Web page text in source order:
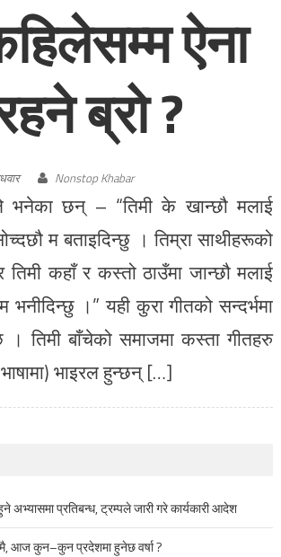
ऐना
ब्रो ?
Nonstop Khabar
भनेका छन् – “तिमी के खान्छौ मलाई
म बताइदिन्छु । तिम्रा साथीहरूको
कहाँ र कस्तो ठाउँमा जान्छौ मलाई
भनीदिन्छु ।” यही कुरा गीतको सन्दर्भमा
तिमी बाँचेको समाजमा कस्ता गीतहरु
भाइरल हुन्छन् […]
अभ्यासमा प्रतिबन्ध, ट्रम्पले जारी गरे कार्यकारी आदेश
आज कुन–कुन प्रदेशमा हुनेछ वर्षा ?